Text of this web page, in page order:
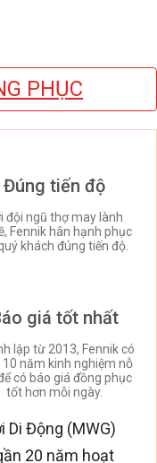
PHỤC
Đúng tiến độ
đội ngũ thợ may lành
Fennik hân hạnh phục
khách đúng tiến độ.
giá tốt nhất
lập từ 2013, Fennik có
năm kinh nghiệm nỗ
có báo giá đồng phục
tốt hơn mỗi ngày.
Di Động (MWG)
20 năm hoạt